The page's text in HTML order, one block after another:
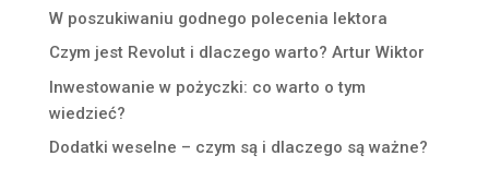
W poszukiwaniu godnego polecenia lektora
Czym jest Revolut i dlaczego warto? Artur Wiktor
Inwestowanie w pożyczki: co warto o tym
wiedzieć?
Dodatki weselne – czym są i dlaczego są ważne?